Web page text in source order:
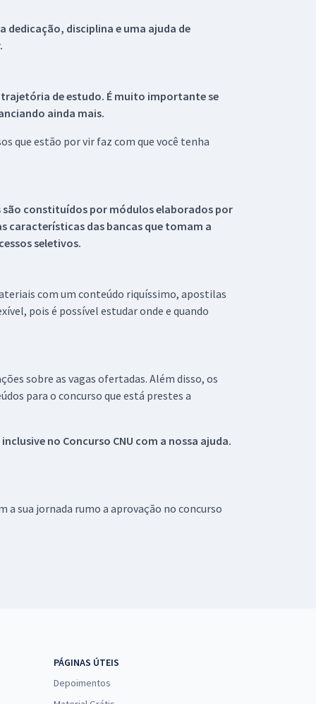
dedicação, disciplina e uma ajuda de
de estudo. É muito importante se
ainda mais.
que estão por vir faz com que você tenha
são constituídos por módulos elaborados por
características das bancas que tomam a
seletivos.
com um conteúdo riquíssimo, apostilas
pois é possível estudar onde e quando
sobre as vagas ofertadas. Além disso, os
para o concurso que está prestes a
no Concurso CNU com a nossa ajuda.
a sua jornada rumo a aprovação no concurso
PÁGINAS ÚTEIS
Depoimentos